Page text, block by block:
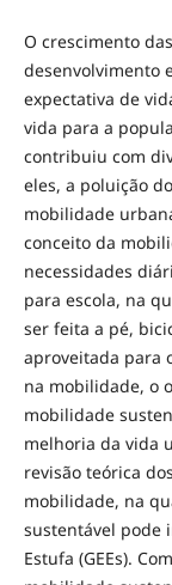
O crescimento
desenvolvimento
expectativa de
vida para a
contribuiu com
eles, a poluição
mobilidade
conceito da
necessidades
para escola, na
ser feita a pé,
aproveitada para
na mobilidade, o
mobilidade
melhoria da vida
revisão teórica
mobilidade, na
sustentável pode
Estufa (GEEs).